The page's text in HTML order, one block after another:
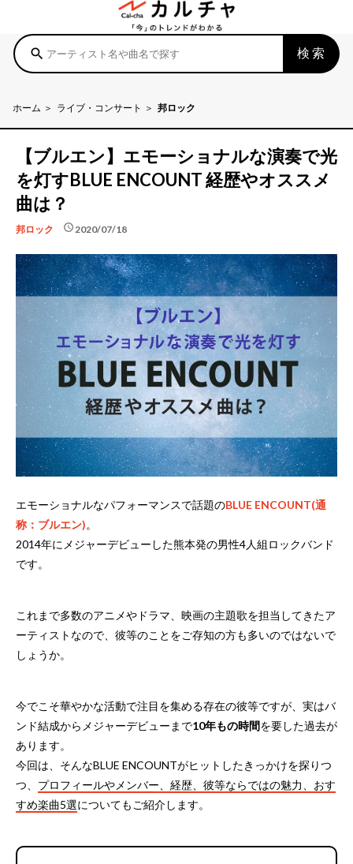
search 検索
ホーム ライブ・コンサート 邦ロック
【ブルエン】エモーショナルな演奏で光
を灯すBLUE ENCOUNT 経歴やオススメ
曲は？
邦ロック schedule 2020/07/18
エモーショナルなパフォーマンスで話題のBLUE ENCOUNT(通
称：ブルエン)。
2014年にメジャーデビューした熊本発の男性4人組ロックバンド
です。
これまで多数のアニメやドラマ、映画の主題歌を担当してきたア
ーティストなので、彼等のことをご存知の方も多いのではないで
しょうか。
今でこそ華やかな活動で注目を集める存在の彼等ですが、実はバ
ンド結成からメジャーデビューまで10年もの時間を要した過去が
あります。
今回は、そんなBLUE ENCOUNTがヒットしたきっかけを探りつ
つ、 プロフィールやメンバー、経歴、彼等ならではの魅力、おす
すめ楽曲5選についてもご紹介します。